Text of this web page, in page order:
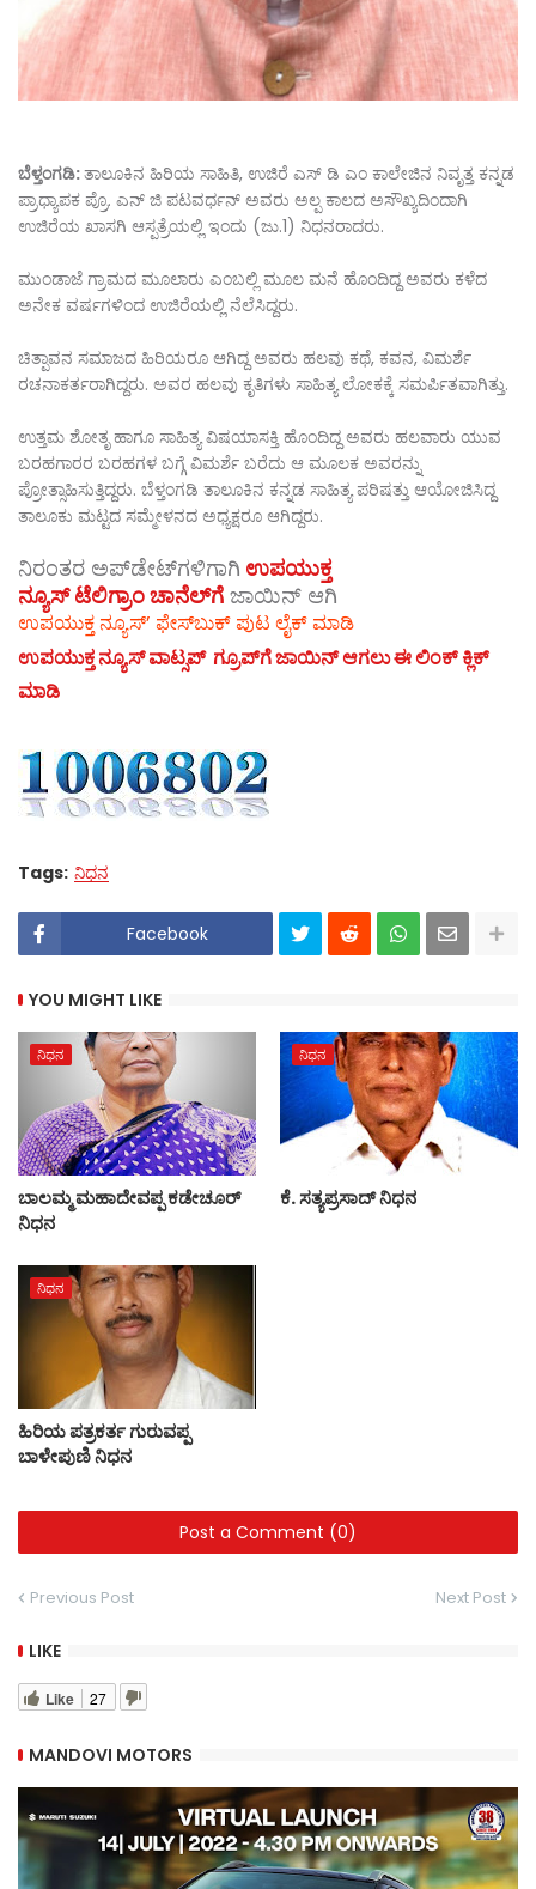
ಬೆಳ್ತಂಗಡಿ:ತಾಲೂಕಿನ ಹಿರಿಯ ಸಾಹಿತಿ, ಉಜಿರೆ ಎಸ್ ಡಿ ಎಂ ಕಾಲೇಜಿನ ನಿವೃತ್ತ ಕನ್ನಡ
ಪ್ರಾಧ್ಯಾಪಕ ಪ್ರೊ. ಎನ್ ಜಿ ಪಟವರ್ಧನ್ ಅವರು ಅಲ್ಪ ಕಾಲದ ಅಸೌಖ್ಯದಿಂದಾಗಿ
ಉಜಿರೆಯ ಖಾಸಗಿ ಆಸ್ಪತ್ರೆಯಲ್ಲಿ ಇಂದು (ಜು.1) ನಿಧನರಾದರು.
ಮುಂಡಾಜೆ ಗ್ರಾಮದ ಮೂಲಾರು ಎಂಬಲ್ಲಿ ಮೂಲ ಮನೆ ಹೊಂದಿದ್ದ‌ ಅವರು ಕಳೆದ
ಅನೇಕ ವರ್ಷಗಳಿಂದ ಉಜಿರೆಯಲ್ಲಿ ನೆಲೆಸಿದ್ದರು.
ಚಿತ್ಪಾವನ ಸಮಾಜದ ಹಿರಿಯರೂ ಆಗಿದ್ದ ಅವರು ಹಲವು ಕಥೆ, ಕವನ, ವಿಮರ್ಶೆ
ರಚನಾಕರ್ತರಾಗಿದ್ದರು‌. ಅವರ ಹಲವು ಕೃತಿಗಳು ಸಾಹಿತ್ಯ ಲೋಕಕ್ಕೆ ಸಮರ್ಪಿತವಾಗಿತ್ತು.
ಉತ್ತಮ ಶೋತೃ ಹಾಗೂ ಸಾಹಿತ್ಯ ವಿಷಯಾಸಕ್ತಿ ಹೊಂದಿದ್ದ ಅವರು ಹಲವಾರು ಯುವ
ಬರಹಗಾರರ ಬರಹಗಳ ಬಗ್ಗೆ ವಿಮರ್ಶೆ ಬರೆದು ಆ ಮೂಲಕ ಅವರನ್ನು
ಪ್ರೋತ್ಸಾಹಿಸುತ್ತಿದ್ದರು. ಬೆಳ್ತಂಗಡಿ ತಾಲೂಕಿನ ಕನ್ನಡ ಸಾಹಿತ್ಯ ಪರಿಷತ್ತು ಆಯೋಜಿಸಿದ್ದ
ತಾಲೂಕು ಮಟ್ಟದ ಸಮ್ಮೇಳನದ ಅಧ್ಯಕ್ಷರೂ ಆಗಿದ್ದರು.
ನಿರಂತರ ಅಪ್‌ಡೇಟ್‌ಗಳಿಗಾಗಿ ಉಪಯುಕ್ತ
ನ್ಯೂಸ್‌ ಟೆಲಿಗ್ರಾಂ ಚಾನೆಲ್‌ಗೆ ಜಾಯಿನ್‌ ಆಗಿ
ಉಪಯುಕ್ತ ನ್ಯೂಸ್‌’ ಫೇಸ್‌ಬುಕ್ ಪುಟ ಲೈಕ್ ಮಾಡಿ
ಉಪಯುಕ್ತ ನ್ಯೂಸ್‌ ವಾಟ್ಸಪ್‌ ಗ್ರೂಪ್‌ಗೆ ಜಾಯಿನ್ ಆಗಲು ಈ ಲಿಂಕ್ ಕ್ಲಿಕ್
ಮಾಡಿ
Tags: ನಿಧನ
Facebook
YOU MIGHT LIKE
ನಿಧನ
ಬಾಲಮ್ಮ ಮಹಾದೇವಪ್ಪ ಕಡೇಚೂರ್
ನಿಧನ
ನಿಧನ
ಕೆ. ಸತ್ಯಪ್ರಸಾದ್ ನಿಧನ
ನಿಧನ
ಹಿರಿಯ ಪತ್ರಕರ್ತ ಗುರುವಪ್ಪ
ಬಾಳೇಪುಣಿ ನಿಧನ
Post a Comment (0)
Previous Post Next Post
LIKE
Like 27
MANDOVI MOTORS